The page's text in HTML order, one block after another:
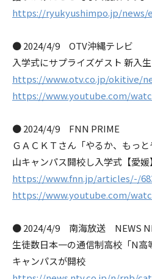
https://ryukyushimpo.jp/news/
● 2024/4/9 OTV沖縄テレビ
入学式にサプライズゲスト 新入
https://www.otv.co.jp/okitive/
https://www.youtube.com/
● 2024/4/9 FNN PRIME
ＧＡＣＫＴさん「やるか、もっ
山キャンパス開校し入学式【愛媛】
https://www.fnn.jp/articles/-/
https://www.youtube.com/
● 2024/4/9 南海放送 NEWS
生徒数日本一の通信制高校「N高
キャンパスが開校